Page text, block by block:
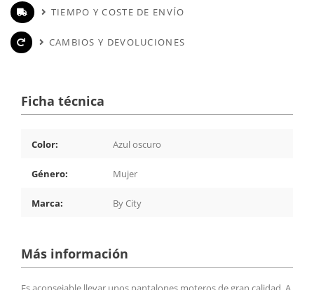
TIEMPO Y COSTE DE ENVÍO
CAMBIOS Y DEVOLUCIONES
Ficha técnica
Color: Azul oscuro
Género: Mujer
Marca: By City
Más información